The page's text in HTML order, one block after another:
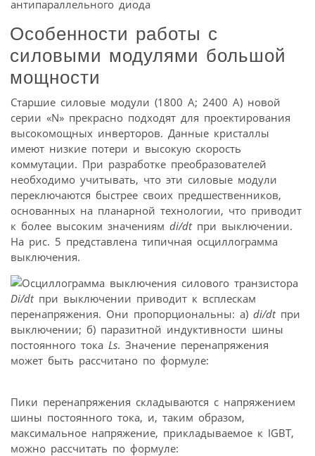
Особенности работы с
силовыми модулями большой
мощности
Старшие силовые модули (1800 А; 2400 А) новой
серии «N» прекрасно подходят для проектирования
высокомощных инверторов. Данные кристаллы
имеют низкие потери и высокую скорость
коммутации. При разработке преобразователей
необходимо учитывать, что эти силовые модули
переключаются быстрее своих предшественников,
основанных на планарной технологии, что приводит
к более высоким значениям di/dtпри выключении.
На рис. 5 представлена типичная осциллограмма
выключения.
Di/dtпри выключении приводит к всплескам
перенапряжения. Они пропорциональны: а) di/dtпри
выключении; б) паразитной индуктивности шины
постоянного тока Ls. Значение перенапряжения
может быть рассчитано по формуле:
Пики перенапряжения складываются с напряжением
шины постоянного тока, и, таким образом,
максимальное напряжение, прикладываемое к IGBT,
можно рассчитать по формуле: